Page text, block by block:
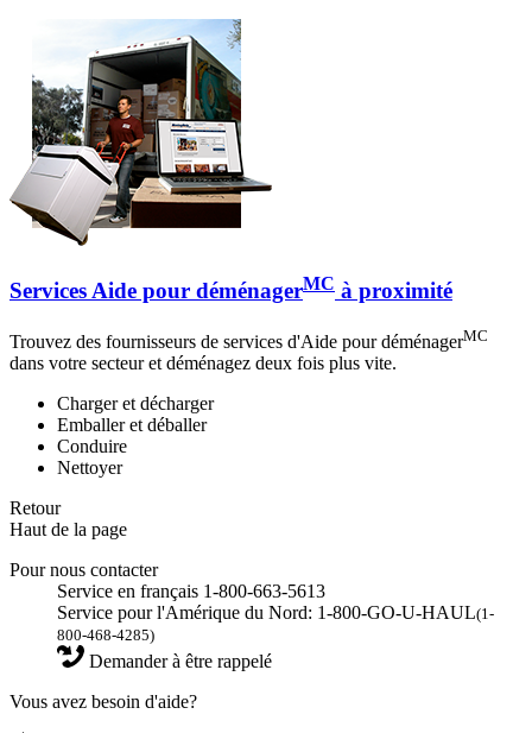
Services Aide pour déménagerMC à proximité
Trouvez des fournisseurs de services d'Aide pour déménagerMC
dans votre secteur et déménagez deux fois plus vite.
Charger et décharger
Emballer et déballer
Conduire
Nettoyer
Retour
Haut de la page
Pour nous contacter
Service en français 1-800-663-5613
Service pour l'Amérique du Nord: 1-800-GO-U-HAUL(1-
800-468-4285)
Demander à être rappelé
Vous avez besoin d'aide?